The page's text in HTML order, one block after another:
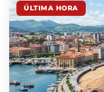
ÚLTIMA HORA